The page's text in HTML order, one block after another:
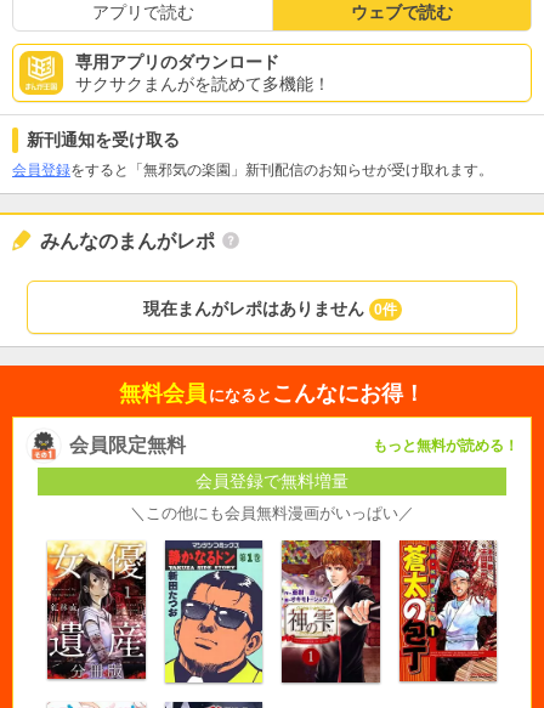
アプリで読む ウェブで読む
専用アプリのダウンロード
サクサクまんがを読めて多機能！
新刊通知を受け取る
会員登録をすると「無邪気の楽園」新刊配信のお知らせが受け取れます。
みんなのまんがレポ
現在まんがレポはありません 0件
無料会員 になると こんなにお得！
会員限定無料 もっと無料が読める！
会員登録で無料増量
＼この他にも会員無料漫画がいっぱい／